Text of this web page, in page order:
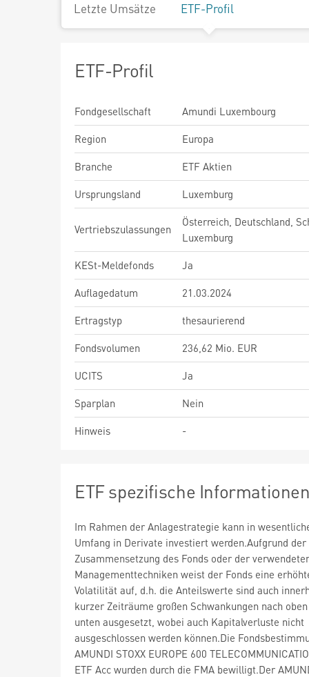
Letzte Umsätze ETF-Profil
ETF-Profil
Fondgesellschaft
Amundi Luxembourg
Region
Europa
Branche
ETF Aktien
Ursprungsland
Luxemburg
Vertriebszulassungen
Österreich, Deutschland,
Luxemburg
KESt-Meldefonds
Ja
Auflagedatum
21.03.2024
Ertragstyp
thesaurierend
Fondsvolumen
236,62 Mio. EUR
UCITS
Ja
Sparplan
Nein
Hinweis
-
ETF spezifische
Im Rahmen der Anlagestrategie kann in
Umfang in Derivate investiert werden.Aufgrund der
Zusammensetzung des Fonds oder der
Managementtechniken weist der Fonds eine
Volatilität auf, d.h. die Anteilswerte sind auch
kurzer Zeiträume großen Schwankungen nach
unten ausgesetzt, wobei auch Kapitalverluste nicht
ausgeschlossen werden können.Die
AMUNDI STOXX EUROPE 600
ETF Acc wurden durch die FMA bewilligt.Der